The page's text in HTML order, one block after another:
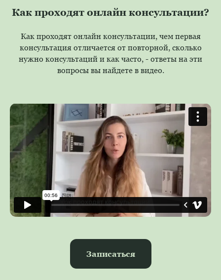
Как проходят онлайн консультации?
Как проходят онлайн консультации, чем первая
консультация отличается от повторной, сколько
нужно консультаций и как часто, - ответы на эти
вопросы вы найдете в видео.
Записаться